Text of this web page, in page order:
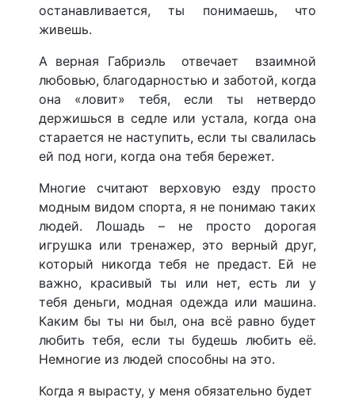
останавливается, ты понимаешь, что
живешь.
А верная Габриэль отвечает взаимной
любовью, благодарностью и заботой, когда
она «ловит» тебя, если ты нетвердо
держишься в седле или устала, когда она
старается не наступить, если ты свалилась
ей под ноги, когда она тебя бережет.
Многие считают верховую езду просто
модным видом спорта, я не понимаю таких
людей. Лошадь – не просто дорогая
игрушка или тренажер, это верный друг,
который никогда тебя не предаст. Ей не
важно, красивый ты или нет, есть ли у
тебя деньги, модная одежда или машина.
Каким бы ты ни был, она всё равно будет
любить тебя, если ты будешь любить её.
Немногие из людей способны на это.
Когда я вырасту, у меня обязательно будет